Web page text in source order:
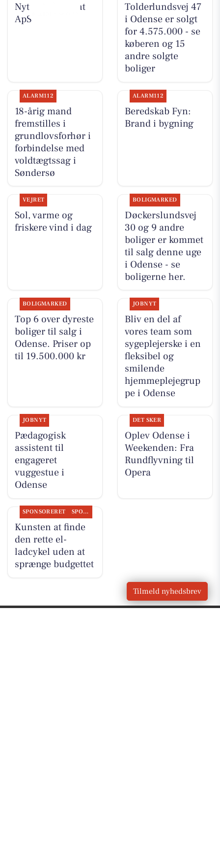
Nyt fra Fairpaint
ApS
Tolderlundsvej 47
i Odense er solgt
for 4.575.000 - se
køberen og 15
andre solgte
boliger
ALARM112
18-årig mand
fremstilles i
grundlovsforhør i
forbindelse med
voldtægtssag i
Søndersø
ALARM112
Beredskab Fyn:
Brand i bygning
VEJRET
Sol, varme og
friskere vind i dag
BOLIGMARKED
Døckerslundsvej
30 og 9 andre
boliger er kommet
til salg denne uge
i Odense - se
boligerne her.
BOLIGMARKED
Top 6 over dyreste
boliger til salg i
Odense. Priser op
til 19.500.000 kr
JOBNYT
Bliv en del af
vores team som
sygeplejerske i en
fleksibel og
smilende
hjemmeplejegrup
pe i Odense
JOBNYT
Pædagogisk
assistent til
engageret
vuggestue i
Odense
DET SKER
Oplev Odense i
Weekenden: Fra
Rundflyvning til
Opera
SPONSORERET SPONSORERET INDHOLD
Kunsten at finde
den rette el-
ladcykel uden at
sprænge budgettet
Tilmeld nyhedsbrev